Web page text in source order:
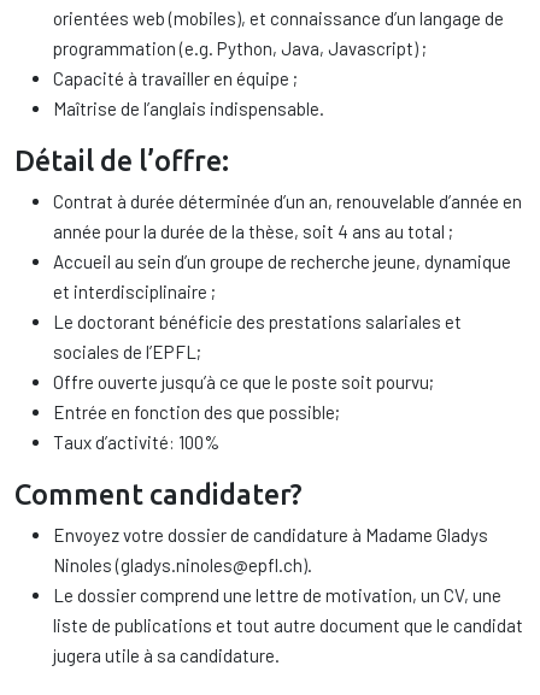
orientées web (mobiles), et connaissance d’un langage de
programmation (e.g. Python, Java, Javascript) ;
Capacité à travailler en équipe ;
Maîtrise de l’anglais indispensable.
Détail de l’offre:
Contrat à durée déterminée d’un an, renouvelable d’année en
année pour la durée de la thèse, soit 4 ans au total ;
Accueil au sein d’un groupe de recherche jeune, dynamique
et interdisciplinaire ;
Le doctorant bénéficie des prestations salariales et
sociales de l’EPFL;
Offre ouverte jusqu’à ce que le poste soit pourvu;
Entrée en fonction des que possible;
Taux d’activité: 100%
Comment candidater?
Envoyez votre dossier de candidature à Madame Gladys
Ninoles (gladys.ninoles@epfl.ch).
Le dossier comprend une lettre de motivation, un CV, une
liste de publications et tout autre document que le candidat
jugera utile à sa candidature.